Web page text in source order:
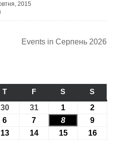
2015
Events in Серпень 2026
TЧЕТВЕР
FП’ЯТНИЦЯ
S СУБОТА
S
3030.07.2026
3131.07.2026
1 01.08.2026
2
6 06.08.2026
7 07.08.2026
8 08.08.2026
9
1313.08.2026
1414.08.2026
1515.08.2026
16